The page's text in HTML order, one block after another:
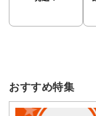
おすすめ特集